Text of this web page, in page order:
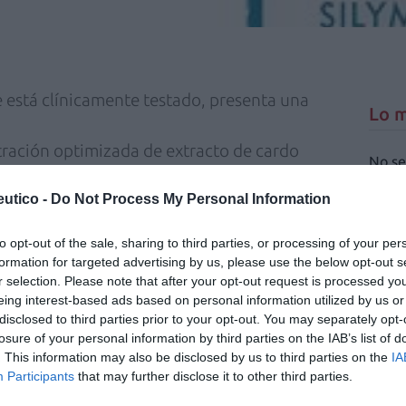
- Do Not Process My Personal Information
opt-out of the sale, sharing to third parties, or processing of your
for targeted advertising by us, please use the below opt-out
selection. Please note that after your opt-out request is processed
interest-based ads based on personal information utilized by us
to third parties prior to your opt-out. You may separately
of your personal information by third parties on the IAB’s list of
This information may also be disclosed by us to third parties on the
Participants that may further disclose it to other third parties.
está clínicamente testado, presenta una
optimizada de extracto de cardo
lipídica.
una protección ambiental avanzada
los radicales libres.
la estabilidad y la eficacia de la vitamina
a descongestionar los poros y a mejorar
del exceso de grasa y la mejora de la
la edad, líneas de expresión, textura, tono
Lo
No